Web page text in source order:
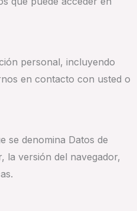
personal, incluyendo
en contacto con usted o
se denomina Datos de
la versión del navegador,